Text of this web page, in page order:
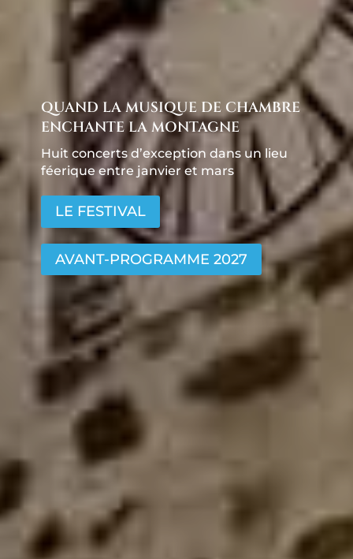
QUAND LA MUSIQUE DE CHAMBRE
ENCHANTE LA MONTAGNE
Huit concerts d’exception dans un lieu
féerique entre janvier et mars
LE FESTIVAL
AVANT-PROGRAMME 2027